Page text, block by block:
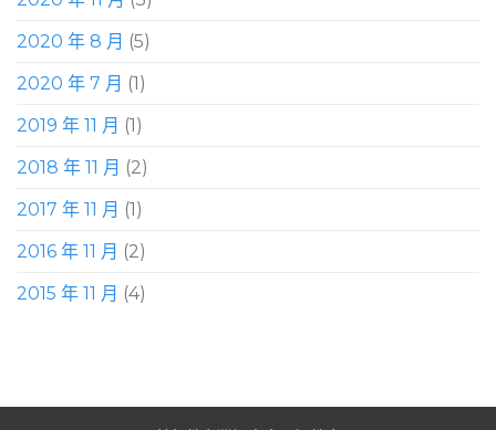
2020 年 8 月 (5)
2020 年 7 月 (1)
2019 年 11 月 (1)
2018 年 11 月 (2)
2017 年 11 月 (1)
2016 年 11 月 (2)
2015 年 11 月 (4)